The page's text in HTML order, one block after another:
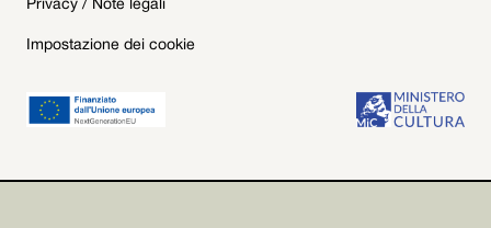
Privacy / Note legali
Impostazione dei cookie